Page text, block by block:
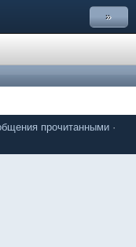
»
прочитанными ·